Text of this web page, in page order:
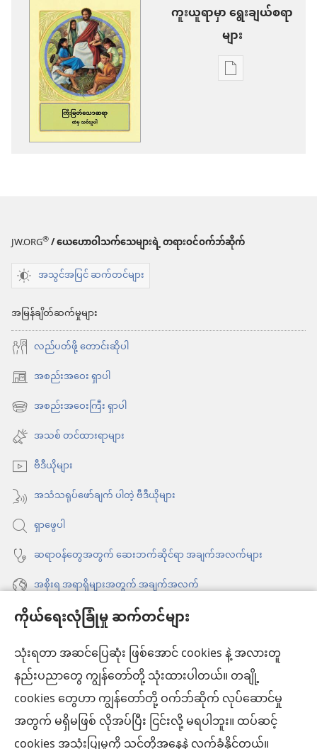
ကိုယ်ရေးလုံခြုံမှု ဆက်တင်များ
သုံးရတာ အဆင်ပြေဆုံး ဖြစ်အောင် cookies နဲ့ အလားတူ
နည်းပညာတွေ ကျွန်တော်တို့ သုံးထားပါတယ်။ တချို့
cookies တွေဟာ ကျွန်တော်တို့ ဝက်ဘ်ဆိုက် လုပ်ဆောင်မှု
အတွက် မရှိမဖြစ် လိုအပ်ပြီး ငြင်းလို့ မရပါဘူး။ ထပ်ဆင့်
ကူးယူရာမှာ ရွေးချယ်စရာ
များ
စာပေ
များ
သင်ယူ
JW.ORG®/ ယေဟောဝါသက်သေများရဲ့ တရားဝင်ဝက်ဘ်ဆိုက်
အသွင်အပြင် ဆက်တင်များ
အမြန်ချိတ်ဆက်မှုများ
လည်ပတ်ဖို့ တောင်းဆိုပါ
အစည်းအဝေး ရှာပါ
(window
အသစ်
င့်
နေ
ပါ
တယ်)
အစည်းအဝေးကြီး ရှာပါ
(window
အသစ်
င့်
နေ
ပါ
တယ်)
အသစ် တင်ထားရာများ
ဗီဒီယိုများ
အသံသရုပ်ဖော်ချက် ပါတဲ့ ဗီဒီယိုများ
ရှာဖွေပါ
ဆရာဝန်တွေအတွက် ဆေးဘက်ဆိုင်ရာ အချက်အလက်များ
အစိုးရ အရာရှိများအတွက် အချက်အလက်
အကူအညီ
အလှူငွေ
(window
အသစ်
ဖွ
င့်
နေ
ကင်းမျှော်စင် အွန်လိုင်းစာကြည့်တိုက်™
(window
အသစ်
ဖွ
JW Hub®
(window